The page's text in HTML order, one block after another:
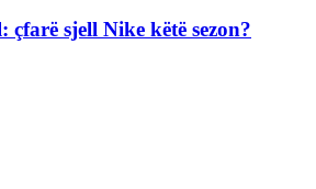
sjell Nike këtë sezon?